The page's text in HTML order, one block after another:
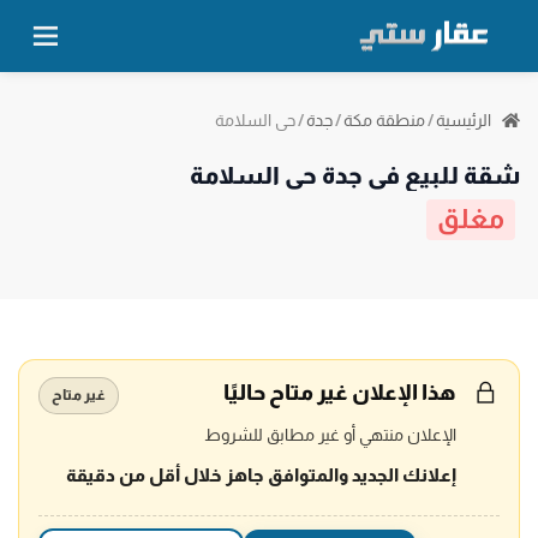
الرئيسية/منطقة مكة/جدة/حي السلامة
شقة للبيع في جدة حي السلامة
مغلق
هذا الإعلان غير متاح حاليًا غير متاح
الإعلان منتهي أو غير مطابق للشروط
إعلانك الجديد والمتوافق جاهز خلال أقل من دقيقة